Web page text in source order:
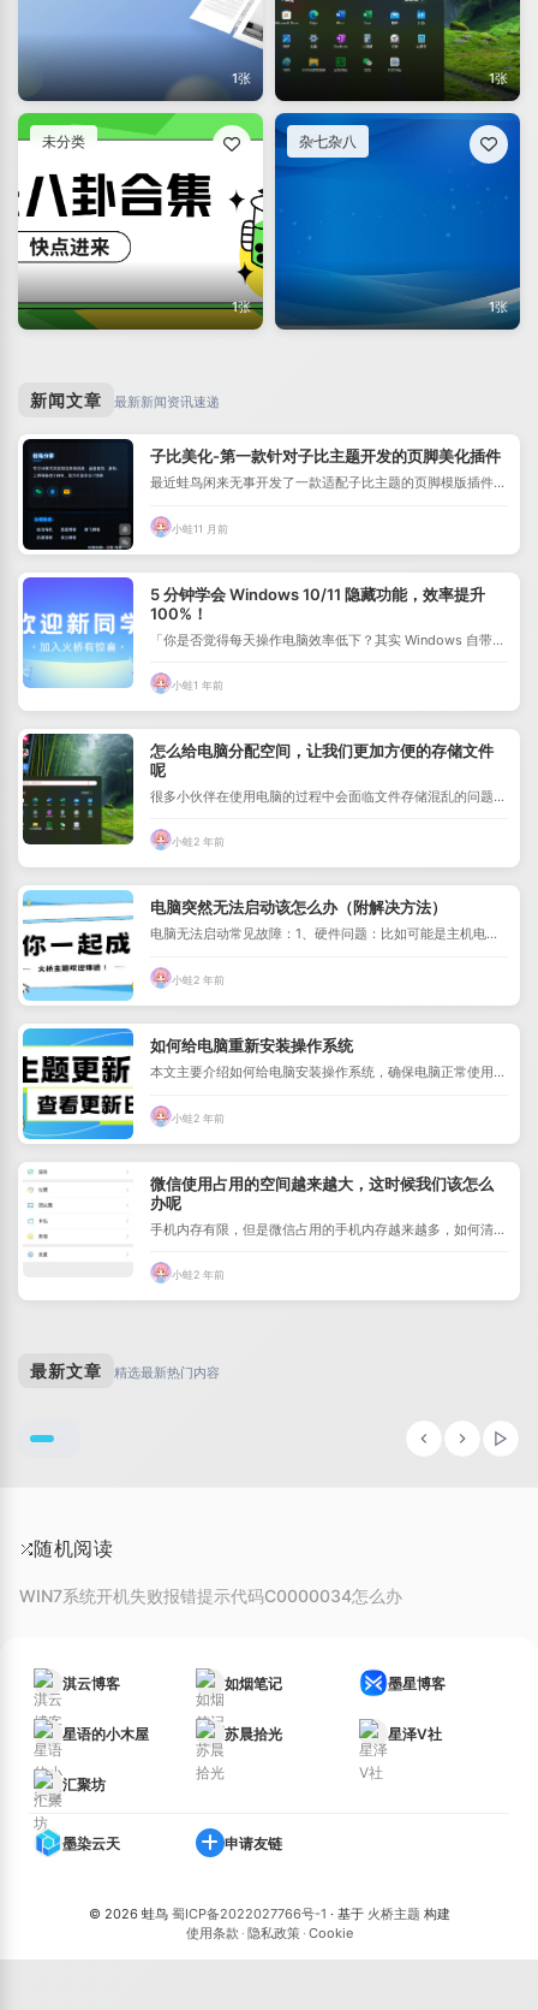
1张 1张
未分类
1张
杂七杂八
1张
新闻文章 最新新闻资讯速递
子比美化-第一款针对子比主题开发的页脚美化插件
最近蛙鸟闲来无事开发了一款适配子比主题的页脚模版插件，
小蛙11 月前
5 分钟学会 Windows 10/11 隐藏功能，效率提升
100%！
「你是否觉得每天操作电脑效率低下？其实 Windows 自带了
小蛙1 年前
怎么给电脑分配空间，让我们更加方便的存储文件
呢
很多小伙伴在使用电脑的过程中会面临文件存储混乱的问题，
小蛙2 年前
电脑突然无法启动该怎么办（附解决方法）
电脑无法启动常见故障：1、硬件问题：比如可能是主机电
小蛙2 年前
如何给电脑重新安装操作系统
本文主要介绍如何给电脑安装操作系统，确保电脑正常使用第
小蛙2 年前
微信使用占用的空间越来越大，这时候我们该怎么
办呢
手机内存有限，但是微信占用的手机内存越来越多，如何清理
小蛙2 年前
最新文章 精选最新热门内容
随机阅读
WIN7系统开机失败报错提示代码C0000034怎么办
淇云博客 如烟笔记 墨星博客
星语的小木屋 苏晨拾光 星泽V社
汇聚坊
墨染云天 申请友链
© 2026 蛙鸟 蜀ICP备2022027766号-1 · 基于 火桥主题 构建
使用条款 · 隐私政策 · Cookie